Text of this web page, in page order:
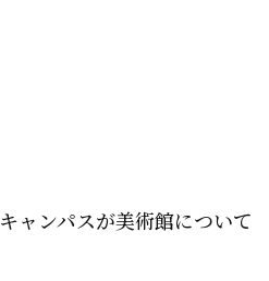
キャンパスが美術館について